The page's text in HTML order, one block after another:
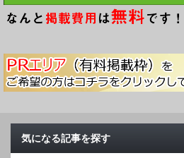
気になる記事を探す